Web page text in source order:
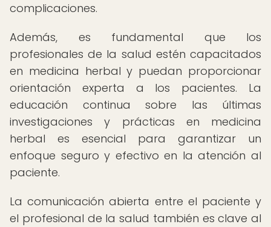
complicaciones.
Además, es fundamental que los
profesionales de la salud estén capacitados
en medicina herbal y puedan proporcionar
orientación experta a los pacientes. La
educación continua sobre las últimas
investigaciones y prácticas en medicina
herbal es esencial para garantizar un
enfoque seguro y efectivo en la atención al
paciente.
La comunicación abierta entre el paciente y
el profesional de la salud también es clave al